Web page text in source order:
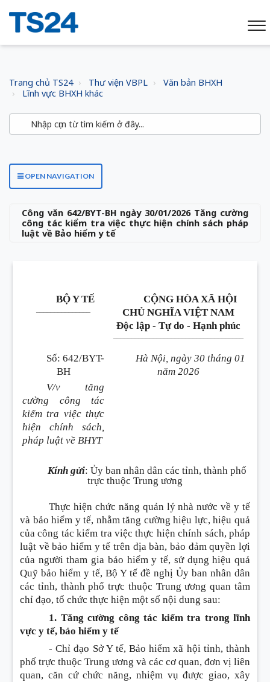
Trang chủ TS24 Thư viện VBPL
Văn bản BHXH
Lĩnh vực BHXH khác
OPEN NAVIGATION
Công văn 642/BYT-BH ngày 30/01/2026 Tăng cường
công tác kiểm tra việc thực hiện chính sách pháp
luật về Bảo hiểm y tế
BỘ Y TẾ
CỘNG HÒA XÃ HỘI
CHỦ NGHĨA VIỆT NAM
Độc lập - Tự do - Hạnh phúc
Số: 642/BYT-
BH
V/v tăng
cường công tác
kiểm tra việc thực
hiện chính sách,
pháp luật về BHYT
Hà Nội, ngày 30 tháng 01
năm 2026
Kính gửi: Ủy ban nhân dân các tỉnh, thành phố
trực thuộc Trung ương
Thực hiện chức năng quản lý nhà nước về y tế
và bảo hiểm y tế, nhằm tăng cường hiệu lực, hiệu quả
của công tác kiểm tra việc thực hiện chính sách, pháp
luật về bảo hiểm y tế trên địa bàn, bảo đảm quyền lợi
của người tham gia bảo hiểm y tế, sử dụng hiệu quả
Quỹ bảo hiểm y tế, Bộ Y tế đề nghị Ủy ban nhân dân
các tỉnh, thành phố trực thuộc Trung ương quan tâm
chỉ đạo, tổ chức thực hiện một số nội dung sau:
1. Tăng cường công tác kiểm tra trong lĩnh
vực y tế, bảo hiểm y tế
- Chỉ đạo Sở Y tế, Bảo hiểm xã hội tỉnh, thành
phố trực thuộc Trung ương và các cơ quan, đơn vị liên
quan, căn cứ chức năng, nhiệm vụ được giao, xây